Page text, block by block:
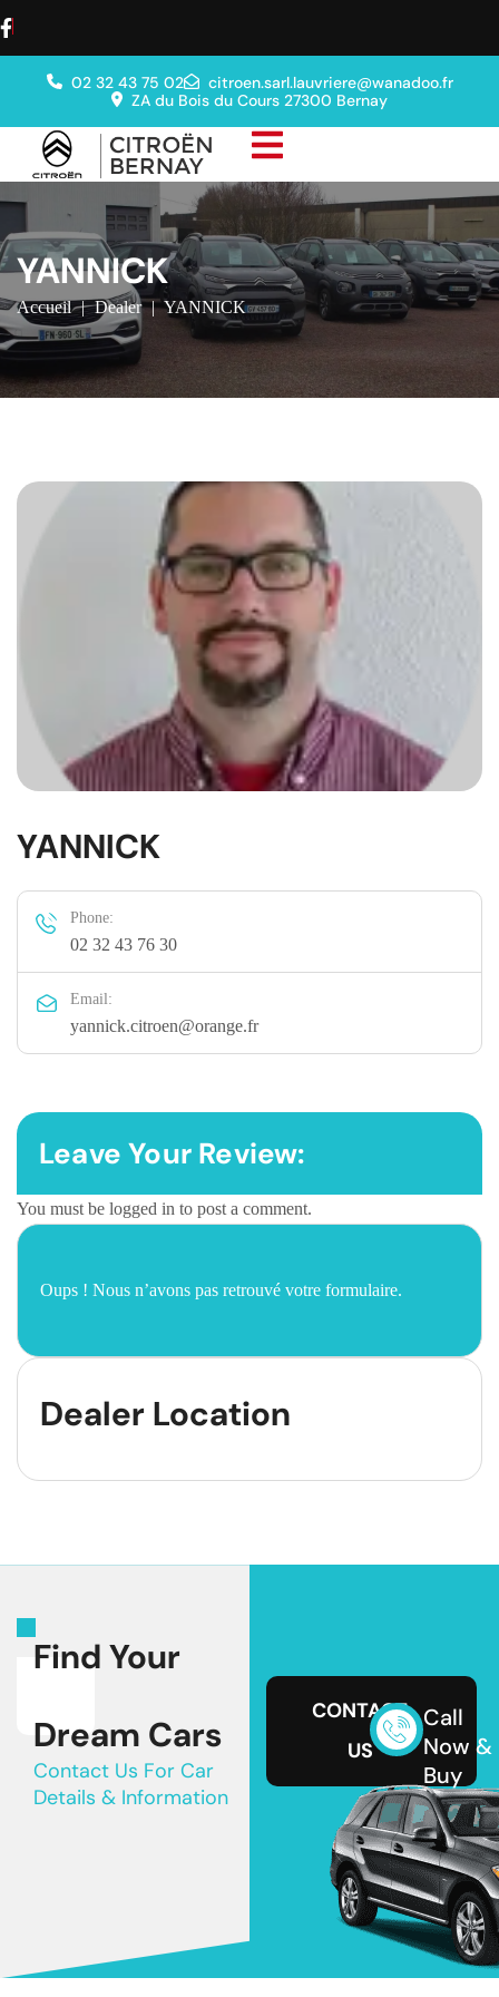
02 32 43 75 02
citroen.sarl.lauvriere@wanadoo.fr
ZA du Bois du Cours 27300 Bernay
YANNICK
Accueil | Dealer | YANNICK
YANNICK
Phone:
02 32 43 76 30
Email:
yannick.citroen@orange.fr
Leave Your Review:
You must be logged in to post a comment.
Oups ! Nous n’avons pas retrouvé votre formulaire.
Dealer Location
Find Your
Dream Cars
Contact Us For Car
Details & Information
CONTACT
US
Call
Now &
Buy
+124-
485